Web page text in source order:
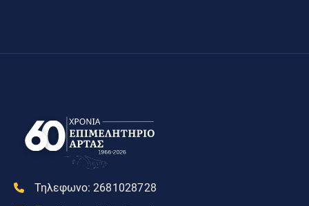
Τηλεφωνο: 2681028728